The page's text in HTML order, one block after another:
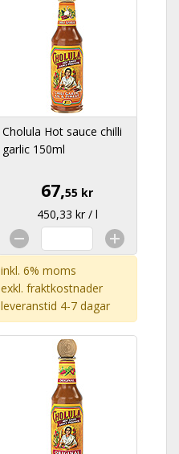
Cholula Hot sauce chilli
garlic 150ml
67,55 kr
450,33 kr / l
inkl. 6% moms
exkl. fraktkostnader
leveranstid 4-7 dagar